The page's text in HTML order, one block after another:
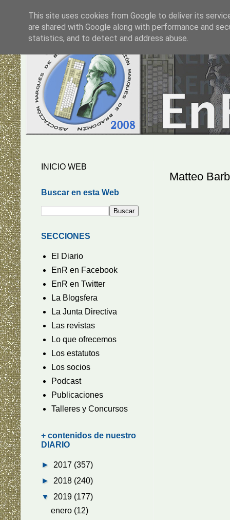
Matteo
INICIO WEB
Buscar en esta Web
SECCIONES
El Diario
EnR en Facebook
EnR en Twitter
La Blogsfera
La Junta Directiva
Las revistas
Lo que ofrecemos
Los estatutos
Los socios
Podcast
Publicaciones
Talleres y Concursos
+ contenidos de nuestro
DIARIO
► 2017 (357)
► 2018 (240)
▼ 2019 (177)
enero (12)
This site uses cookies from Google to deliver its
are shared with Google along with performance and
statistics, and to detect and address abuse.